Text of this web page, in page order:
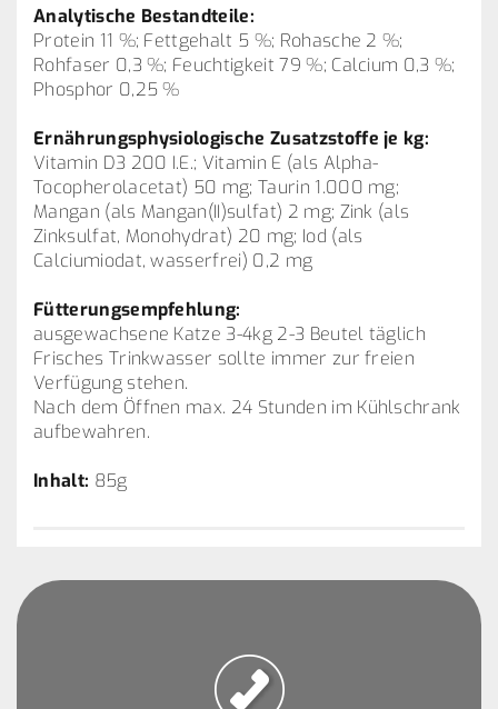
Analytische Bestandteile:
Protein 11 %; Fettgehalt 5 %; Rohasche 2 %;
Rohfaser 0,3 %; Feuchtigkeit 79 %; Calcium 0,3 %;
Phosphor 0,25 %
Ernährungsphysiologische Zusatzstoffe je kg:
Vitamin D3 200 I.E.; Vitamin E (als Alpha-
Tocopherolacetat) 50 mg; Taurin 1.000 mg;
Mangan (als Mangan(II)sulfat) 2 mg; Zink (als
Zinksulfat, Monohydrat) 20 mg; Iod (als
Calciumiodat, wasserfrei) 0,2 mg
Fütterungsempfehlung:
ausgewachsene Katze 3-4kg 2-3 Beutel täglich
Frisches Trinkwasser sollte immer zur freien
Verfügung stehen.
Nach dem Öffnen max. 24 Stunden im Kühlschrank
aufbewahren.
Inhalt: 85g